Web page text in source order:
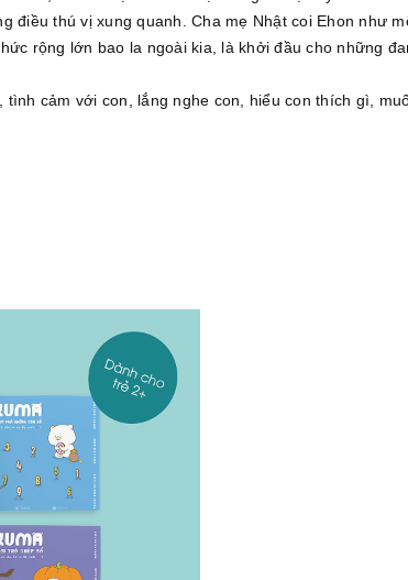
thú vị xung quanh. Cha mẹ Nhật coi Ehon như
rộng lớn bao la ngoài kia, là khởi đầu cho những
cảm với con, lắng nghe con, hiểu con thích gì,